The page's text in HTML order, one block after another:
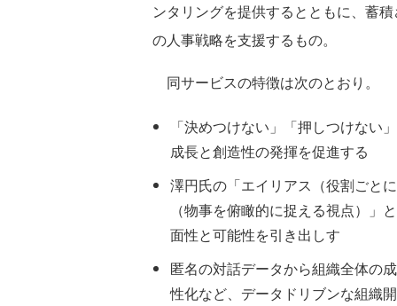
ンタリングを提供するとともに、蓄
の人事戦略を支援するもの。
同サービスの特徴は次のとおり。
「決めつけない」「押しつけない
成長と創造性の発揮を促進する
澤円氏の「エイリアス（役割ごと
（物事を俯瞰的に捉える視点）」
面性と可能性を引き出しす
匿名の対話データから組織全体の
性化など、データドリブンな組織